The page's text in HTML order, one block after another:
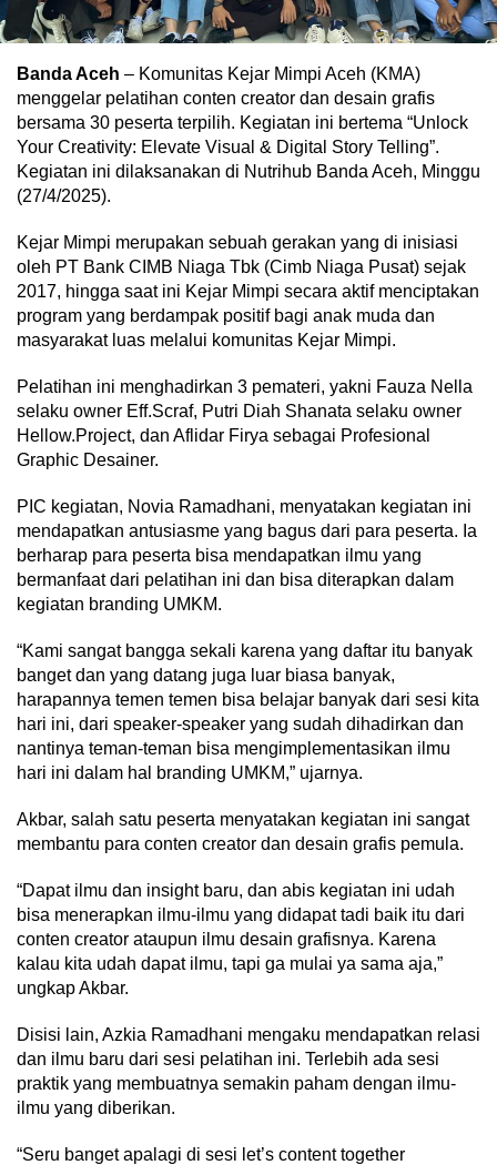
Banda Aceh – Komunitas Kejar Mimpi Aceh (KMA)
menggelar pelatihan conten creator dan desain grafis
bersama 30 peserta terpilih. Kegiatan ini bertema “Unlock
Your Creativity: Elevate Visual & Digital Story Telling”.
Kegiatan ini dilaksanakan di Nutrihub Banda Aceh, Minggu
(27/4/2025).
Kejar Mimpi merupakan sebuah gerakan yang di inisiasi
oleh PT Bank CIMB Niaga Tbk (Cimb Niaga Pusat) sejak
2017, hingga saat ini Kejar Mimpi secara aktif menciptakan
program yang berdampak positif bagi anak muda dan
masyarakat luas melalui komunitas Kejar Mimpi.
Pelatihan ini menghadirkan 3 pemateri, yakni Fauza Nella
selaku owner Eff.Scraf, Putri Diah Shanata selaku owner
Hellow.Project, dan Aflidar Firya sebagai Profesional
Graphic Desainer.
PIC kegiatan, Novia Ramadhani, menyatakan kegiatan ini
mendapatkan antusiasme yang bagus dari para peserta. Ia
berharap para peserta bisa mendapatkan ilmu yang
bermanfaat dari pelatihan ini dan bisa diterapkan dalam
kegiatan branding UMKM.
“Kami sangat bangga sekali karena yang daftar itu banyak
banget dan yang datang juga luar biasa banyak,
harapannya temen temen bisa belajar banyak dari sesi kita
hari ini, dari speaker-speaker yang sudah dihadirkan dan
nantinya teman-teman bisa mengimplementasikan ilmu
hari ini dalam hal branding UMKM,” ujarnya.
Akbar, salah satu peserta menyatakan kegiatan ini sangat
membantu para conten creator dan desain grafis pemula.
“Dapat ilmu dan insight baru, dan abis kegiatan ini udah
bisa menerapkan ilmu-ilmu yang didapat tadi baik itu dari
conten creator ataupun ilmu desain grafisnya. Karena
kalau kita udah dapat ilmu, tapi ga mulai ya sama aja,”
ungkap Akbar.
Disisi lain, Azkia Ramadhani mengaku mendapatkan relasi
dan ilmu baru dari sesi pelatihan ini. Terlebih ada sesi
praktik yang membuatnya semakin paham dengan ilmu-
ilmu yang diberikan.
“Seru banget apalagi di sesi let’s content together